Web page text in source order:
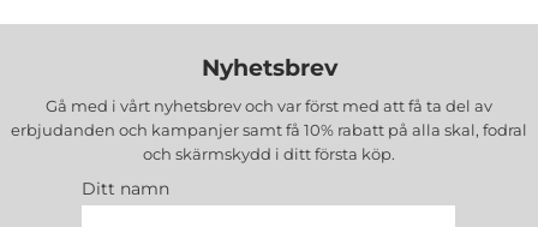
Nyhetsbrev
Gå med i vårt nyhetsbrev och var först med att få ta del av
erbjudanden och kampanjer samt få 10% rabatt på alla skal, fodral
och skärmskydd i ditt första köp.
Ditt namn